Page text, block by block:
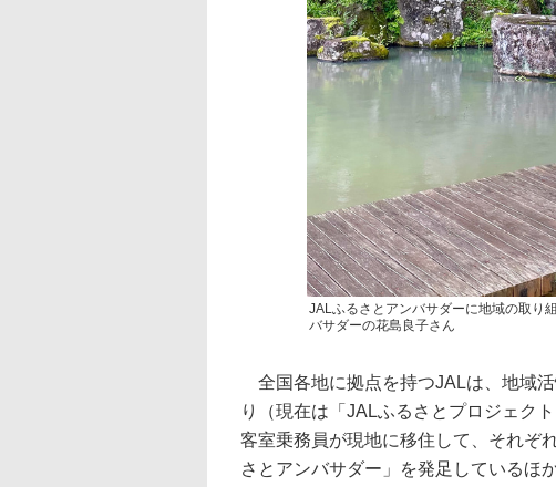
JALふるさとアンバサダーに地域の取り
バサダーの花島良子さん
全国各地に拠点を持つJALは、地域
り（現在は「JALふるさとプロジェク
客室乗務員が現地に移住して、それぞ
さとアンバサダー」を発足しているほ